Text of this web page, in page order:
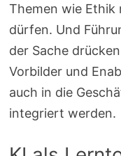
Themen wie
dürfen. Und
der Sache
Vorbilder und
auch in die
integriert werden.